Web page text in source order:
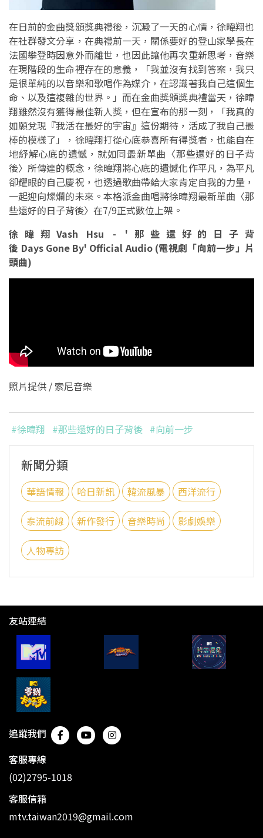
在日前的金曲獎頒獎典禮後，沉澱了一天的心情，徐暐翔也
在社群發文分享，在典禮前一天，關係要好的登山家學長在
法國攀登時因意外而離世，也因此讓他再次重新思考，音樂
在現階段的生命裡存在的意義，「我並沒有找到答案，我只
是很單純的以音樂和歌唱作為媒介，在認識著我自己這個生
命、以及這複雜的世界。」而在金曲獎頒獎典禮當天，徐暐
翔雖然沒有獲得最佳新人獎，但在宣布的那一刻，「我真的
如願兌現『我活在最好的宇宙』這份期待，活成了我自己最
棒的模樣了」，徐暐翔打從心底恭喜所有得獎者，也能自在
地紓解心底的遺憾，就如同最新單曲〈那些還好的日子背
後〉所傳達的概念，徐暐翔將心底的遺憾化作平凡，為平凡
卻耀眼的自己慶祝，也透過歌曲帶給大家肯定自我的力量，
一起迎向燦爛的未來。本格派金曲唱將徐暐翔最新單曲〈那
些還好的日子背後〉在7/9正式數位上架。
徐暐翔Vash Hsu - '那些還好的日子背
後 Days Gone By' Official Audio (電視劇「向前一步」片
頭曲)
照片提供 / 索尼音樂
#徐暐翔 #那些還好的日子背後 #向前一步
新聞分類
華語情報 哈日新訊 韓流風暴 西洋流行
泰流前線 新作發行 音樂時尚 影劇娛樂
人物專訪
友站連結
追蹤我們
客服專線
(02)2795-1018
客服信箱
mtv.taiwan2019@gmail.com